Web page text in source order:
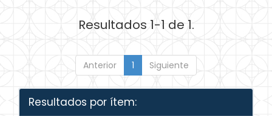
Resultados 1-1 de 1.
Anterior 1 Siguiente
Resultados por ítem: